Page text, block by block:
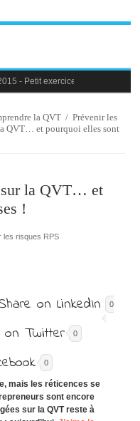
- Petit exercice de la semaine
-Blague au bureau #9
-Le syndrome de l’imposteur,
la QVT /Prévenir les
QVT… et pourquoi elles sont
sur la QVT… et
!
les risques RPS
0
0
0
mais les réticences se
sont encore
sur la QVT reste à